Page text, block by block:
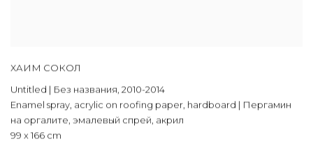
ХАИМ СОКОЛ
Untitled | Без названия, 2010-2014
Enamel spray, acrylic on roofing paper, hardboard | Пергамин
на оргалите, эмалевый спрей, акрил
99 x 166 cm